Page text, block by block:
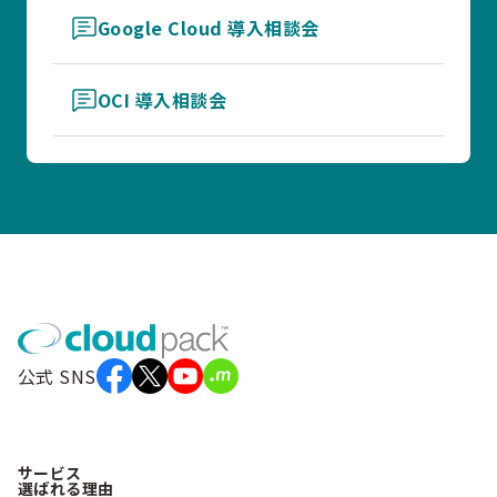
Google Cloud 導入相談会
OCI 導入相談会
公式 SNS
サービス
選ばれる理由